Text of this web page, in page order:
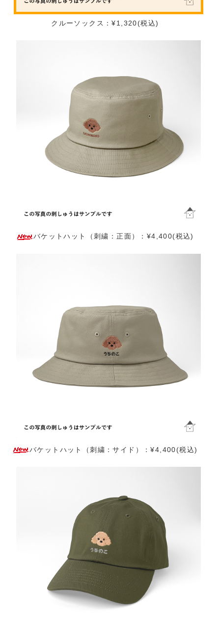
クルーソックス：¥1,320(税込)
バケットハット（刺繍：正面）：¥4,400(税込)
バケットハット（刺繍：サイド）：¥4,400(税込)